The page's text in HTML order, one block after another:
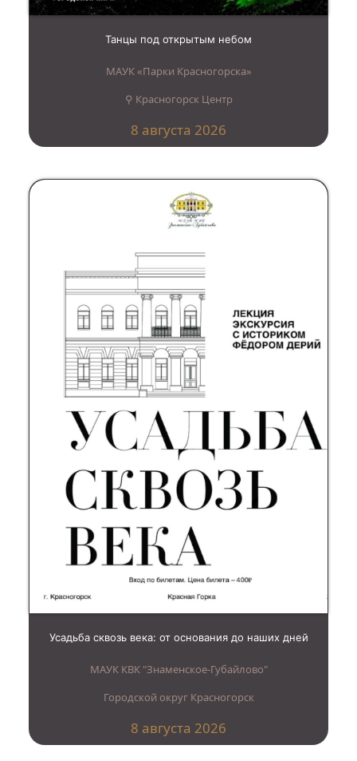
Танцы под открытым небом
МАУК «Парки Красногорска»
⚲ Красногорск Центр
8 августа 2026
Усадьба сквозь века: от основания до наших дней
МАУК КВК "Знаменское-Губайлово"
Городской округ Красногорск
8 августа 2026